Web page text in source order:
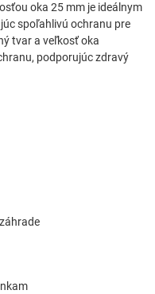
oka 25 mm je ideálnym
spoľahlivú ochranu pre
tvar a veľkosť oka
podporujúc zdravý